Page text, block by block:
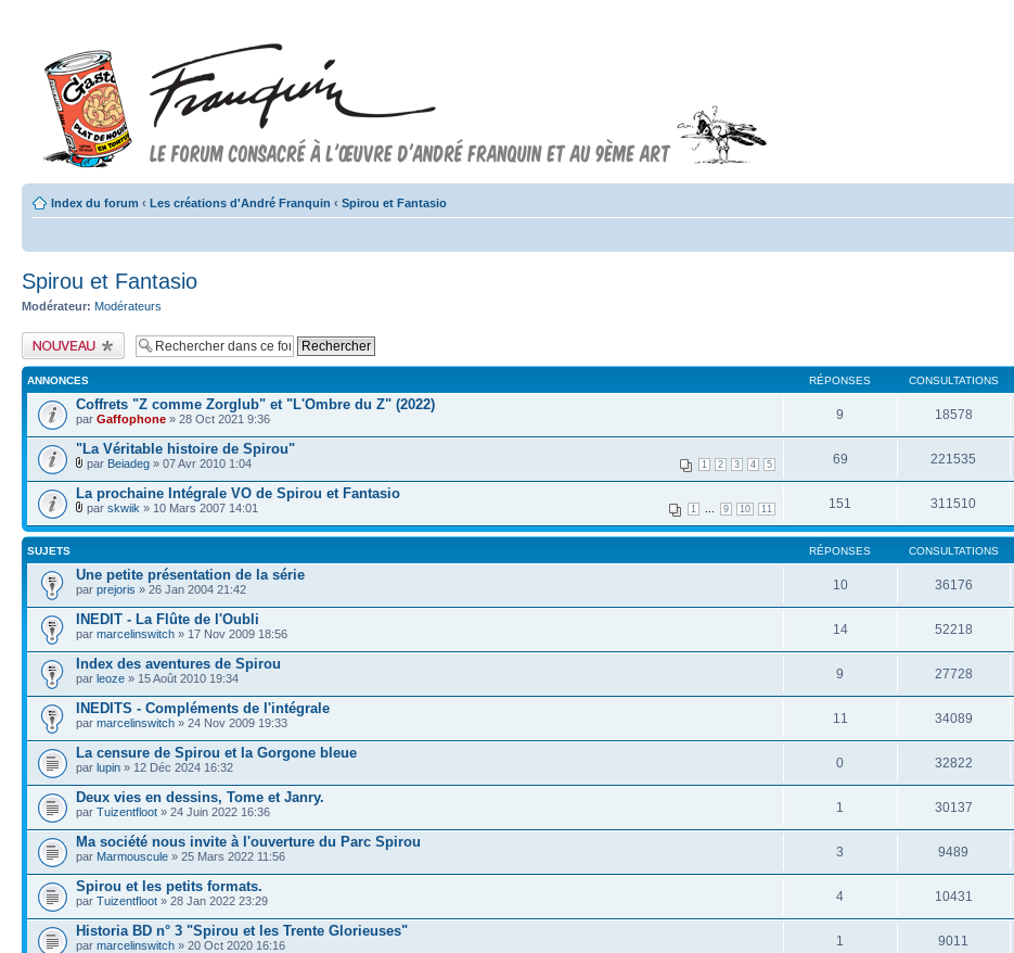
Index du forum ‹ Les créations d'André Franquin ‹ Spirou et Fantasio
Spirou et Fantasio
Modérateur: Modérateurs
Publier un nouveau
sujet
ANNONCES RÉPONSES CONSULTATIONS
Coffrets "Z comme Zorglub" et "L'Ombre du Z" (2022)
par Gaffophone » 28 Oct 2021 9:36 9 18578
"La Véritable histoire de Spirou"
1 2 3 4 5
par Beiadeg » 07 Avr 2010 1:04 69 221535
La prochaine Intégrale VO de Spirou et Fantasio
1 9 10 11
par skwiik » 10 Mars 2007 14:01 151 311510
SUJETS RÉPONSES CONSULTATIONS
Une petite présentation de la série
par prejoris » 26 Jan 2004 21:42 10 36176
INEDIT - La Flûte de l'Oubli
par marcelinswitch » 17 Nov 2009 18:56 14 52218
Index des aventures de Spirou
par leoze » 15 Août 2010 19:34 9 27728
INEDITS - Compléments de l'intégrale
par marcelinswitch » 24 Nov 2009 19:33 11 34089
La censure de Spirou et la Gorgone bleue
par lupin » 12 Déc 2024 16:32 0 32822
Deux vies en dessins, Tome et Janry.
par Tuizentfloot » 24 Juin 2022 16:36 1 30137
Ma société nous invite à l'ouverture du Parc Spirou
par Marmouscule » 25 Mars 2022 11:56 3 9489
Spirou et les petits formats.
par Tuizentfloot » 28 Jan 2022 23:29 4 10431
Historia BD n° 3 "Spirou et les Trente Glorieuses"
par marcelinswitch » 20 Oct 2020 16:16 1 9011